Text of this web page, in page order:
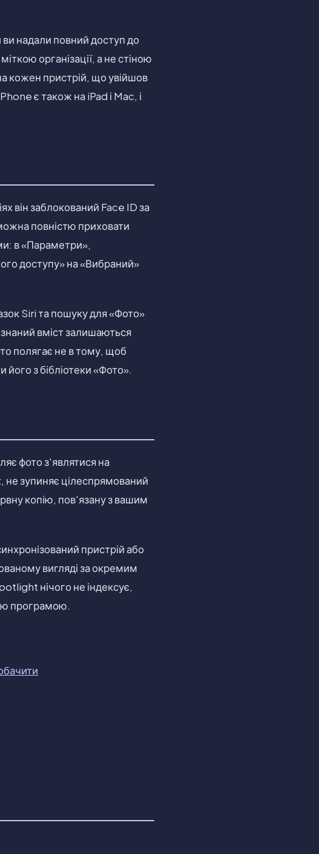
надали повний доступ до
організації, а не стіною
кожен пристрій, що увійшов
є також на iPad і Mac, і
він заблокований Face ID за
повністю приховати
в «Параметри»,
доступу» на «Вибраний»
Siri та пошуку для «Фото»
вміст залишаються
полягає не в тому, щоб
з бібліотеки «Фото».
фото з'являтися на
не зупиняє цілеспрямований
копію, пов'язану з вашим
пристрій або
вигляді за окремим
нічого не індексує,
програмою.